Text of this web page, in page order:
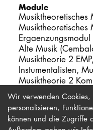
Module
Alte Musik
Musiktheorie 2
Instumentalisten,
Musiktheorie 2
Wahlmodul freie
Wir verwenden
personalisieren,
können und die Zugriffe